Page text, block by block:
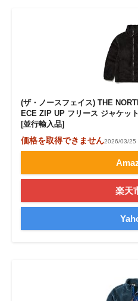
(ザ・ノースフェイス) THE
ECE ZIP UP フリース ジャケッ
[並行輸入品]
価格を取得できません2026/03/25
楽天